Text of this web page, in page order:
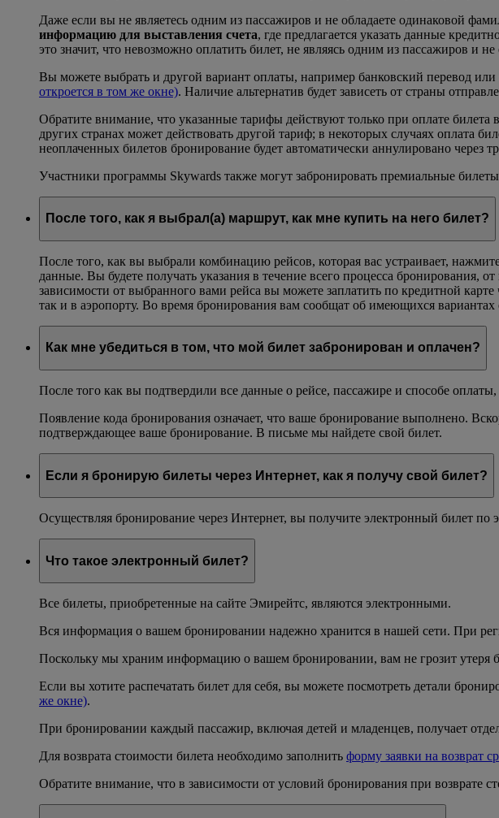
Даже если вы не являетесь одним из пассажиров и не обладаете одинаковой
информацию для выставления счета, где предлагается указать данные
это значит, что невозможно оплатить билет, не являясь одним из пассажиров и
Вы можете выбрать и другой вариант оплаты, например банковский перевод или
откроется в том же окне). Наличие альтернатив будет зависеть от страны
Обратите внимание, что указанные тарифы действуют только при оплате
других странах может действовать другой тариф; в некоторых случаях оплата
неоплаченных билетов бронирование будет автоматически аннулировано через
Участники программы Skywards также могут забронировать премиальные
После того, как я выбрал(а) маршрут, как мне купить на него билет?
После того, как вы выбрали комбинацию рейсов, которая вас устраивает,
данные. Вы будете получать указания в течение всего процесса бронирования,
зависимости от выбранного вами рейса вы можете заплатить по кредитной
так и в аэропорту. Во время бронирования вам сообщат об имеющихся вариантах
Как мне убедиться в том, что мой билет забронирован и оплачен?
После того как вы подтвердили все данные о рейсе, пассажире и способе
Появление кода бронирования означает, что ваше бронирование выполнено.
подтверждающее ваше бронирование. В письме мы найдете свой билет.
Если я бронирую билеты через Интернет, как я получу свой билет?
Осуществляя бронирование через Интернет, вы получите электронный билет
Что такое электронный билет?
Все билеты, приобретенные на сайте Эмирейтс, являются электронными.
Вся информация о вашем бронировании надежно хранится в нашей сети. При
Поскольку мы храним информацию о вашем бронировании, вам не грозит
Если вы хотите распечатать билет для себя, вы можете посмотреть детали
же окне).
При бронировании каждый пассажир, включая детей и младенцев, получает
Для возврата стоимости билета необходимо заполнить форму заявки на возврат
Обратите внимание, что в зависимости от условий бронирования при возврате